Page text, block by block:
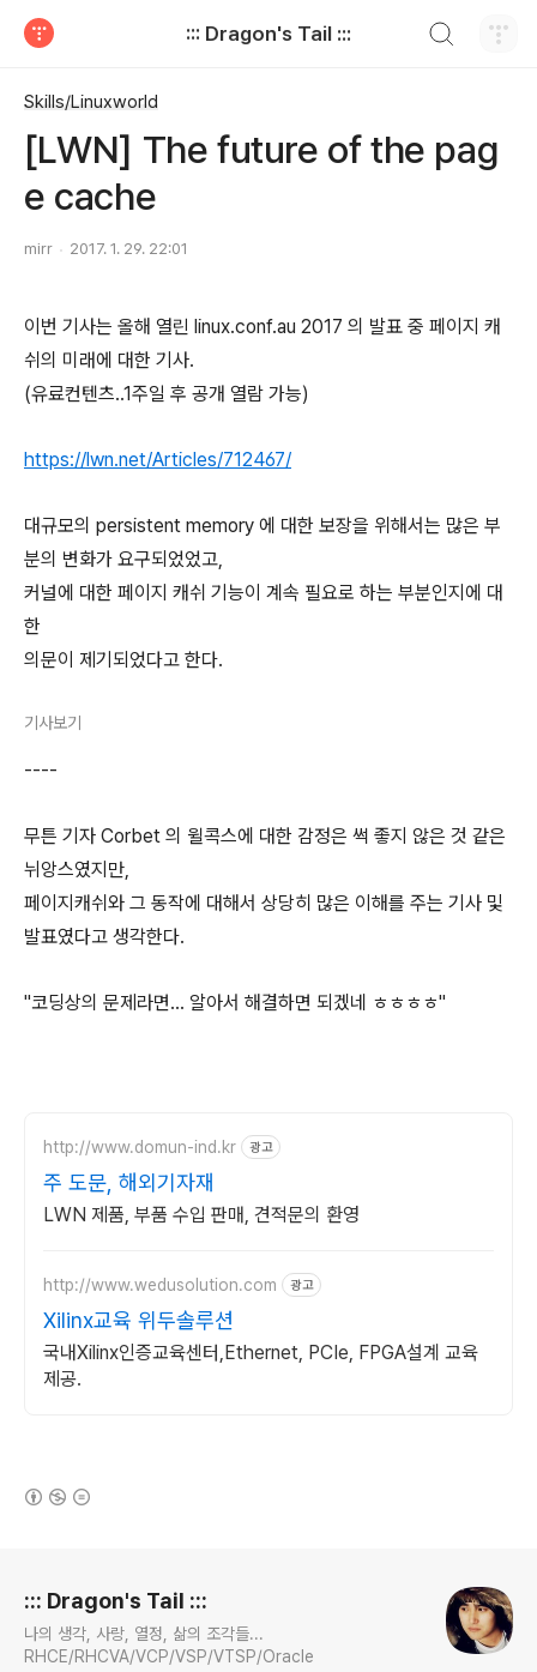
::: Dragon's Tail :::
Skills/Linuxworld
[LWN] The future of the pag
e cache
mirr 2017. 1. 29. 22:01
이번 기사는 올해 열린 linux.conf.au 2017 의 발표 중 페이지 캐
쉬의 미래에 대한 기사.
(유료컨텐츠..1주일 후 공개 열람 가능)
https://lwn.net/Articles/712467/
대규모의 persistent memory 에 대한 보장을 위해서는 많은 부
분의 변화가 요구되었었고,
커널에 대한 페이지 캐쉬 기능이 계속 필요로 하는 부분인지에 대
한
의문이 제기되었다고 한다.
기사보기
----
무튼 기자 Corbet 의 윌콕스에 대한 감정은 썩 좋지 않은 것 같은
뉘앙스였지만,
페이지캐쉬와 그 동작에 대해서 상당히 많은 이해를 주는 기사 및
발표였다고 생각한다.
"코딩상의 문제라면... 알아서 해결하면 되겠네 ㅎㅎㅎㅎ"
http://www.domun-ind.kr 광고
주 도문, 해외기자재
LWN 제품, 부품 수입 판매, 견적문의 환영
http://www.wedusolution.com 광고
Xilinx교육 위두솔루션
국내Xilinx인증교육센터,Ethernet, PCIe, FPGA설계 교육
제공.
::: Dragon's Tail :::
나의 생각, 사랑, 열정, 삶의 조각들...
RHCE/RHCVA/VCP/VSP/VTSP/Oracle